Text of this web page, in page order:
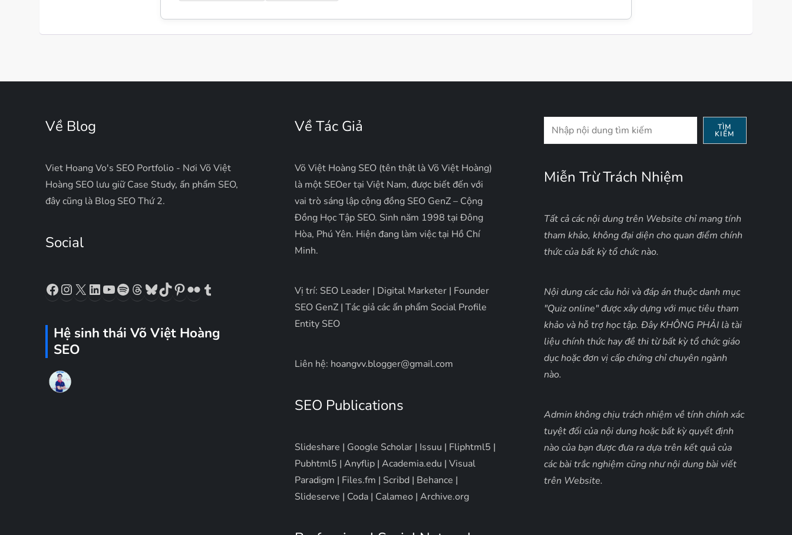
Về Blog
Viet Hoang Vo's SEO Portfolio - Nơi Võ Việt
Hoàng SEO lưu giữ Case Study, ấn phẩm SEO,
đây cũng là Blog SEO Thứ 2.
Social
Facebook
Instagram
X LinkedIn
YouTube
Spotify
Threads
Bluesky
TikTok
Pinterest
Flickr
Hệ sinh thái Võ Việt Hoàng
SEO
Về Tác Giả
Võ Việt Hoàng SEO (tên thật là Võ Việt Hoàng)
là một SEOer tại Việt Nam, được biết đến với
vai trò sáng lập cộng đồng SEO GenZ – Cộng
Đồng Học Tập SEO. Sinh năm 1998 tại Đông
Hòa, Phú Yên. Hiện đang làm việc tại Hồ Chí
Minh.
Vị trí: SEO Leader | Digital Marketer | Founder
SEO GenZ | Tác giả các ấn phẩm Social Profile
Entity SEO
Liên hệ: hoangvv.blogger@gmail.com
SEO Publications
Slideshare | Google Scholar | Issuu | Fliphtml5 |
Pubhtml5 |Anyflip |Academia.edu |Visual
Paradigm | Files.fm | Scribd | Behance |
Slideserve | Coda | Calameo |Archive.org
Tìm
kiếm
TÌM
KIẾM
Miễn Trừ Trách Nhiệm
Tất cả các nội dung trên Website chỉ mang tính
tham khảo, không đại diện cho quan điểm chính
thức của bất kỳ tổ chức nào.
Nội dung các câu hỏi và đáp án thuộc danh mục
"Quiz online" được xây dựng với mục tiêu tham
khảo và hỗ trợ học tập. Đây KHÔNG PHẢI là tài
liệu chính thức hay đề thi từ bất kỳ tổ chức giáo
dục hoặc đơn vị cấp chứng chỉ chuyên ngành
nào.
Admin không chịu trách nhiệm về tính chính xác
tuyệt đối của nội dung hoặc bất kỳ quyết định
nào của bạn được đưa ra dựa trên kết quả của
các bài trắc nghiệm cũng như nội dung bài viết
trên Website.